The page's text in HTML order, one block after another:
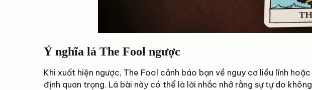
Ý nghĩa lá The Fool ngược
Khi xuất hiện ngược, The Fool cảnh báo bạn về nguy cơ liều lĩnh
định quan trọng. Lá bài này có thể là lời nhắc nhở rằng sự tự do